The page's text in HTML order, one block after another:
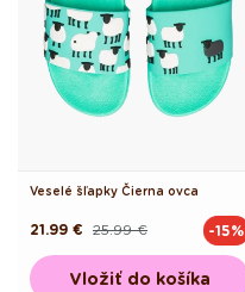
Veselé šľapky Čierna ovca
Pôvodná25.99 €
Akciová
21.99 € -15%
Vložiť do košíka